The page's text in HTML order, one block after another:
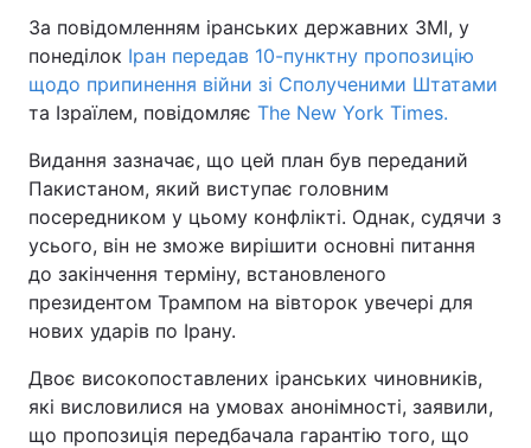
Україна Політика
Економіка Світ
Спорт Наука
Техно і зв'язок Лайт
Зброя Інциденти
Здоров'я Туризм
Цікавинки Погода
За повідомленням іранських державних ЗМІ, у
понеділок Іран передав 10-пунктну пропозицію
щодо припинення війни зі Сполученими Штатами
та Ізраїлем, повідомляє The New York Times.
Видання зазначає, що цей план був переданий
Пакистаном, який виступає головним
посередником у цьому конфлікті. Однак, судячи з
усього, він не зможе вирішити основні питання
до закінчення терміну, встановленого
президентом Трампом на вівторок увечері для
нових ударів по Ірану.
Двоє високопоставлених іранських чиновників,
які висловилися на умовах анонімності, заявили,
що пропозиція передбачала гарантію того, що